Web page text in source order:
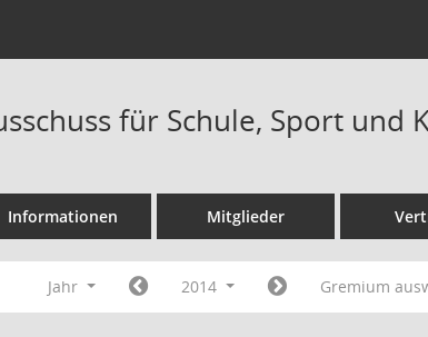
für Schule, Sport und
Informationen Mitglieder
Jahr 2014 Gremium